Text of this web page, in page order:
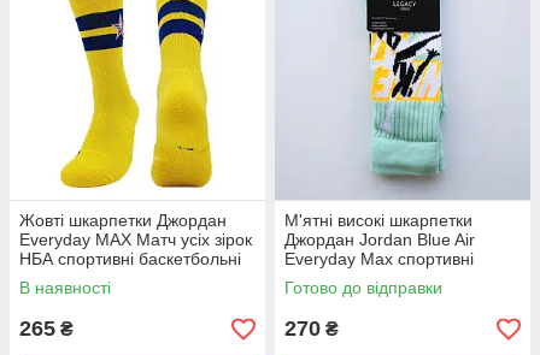
Жовті шкарпетки Джордан
Everyday MAX Матч усіх зірок
НБА спортивні баскетбольні
В наявності
265 ₴
М'ятні високі шкарпетки
Джордан Jordan Blue Air
Everyday Max спортивні
шкарпетки
Готово до відправки
270 ₴